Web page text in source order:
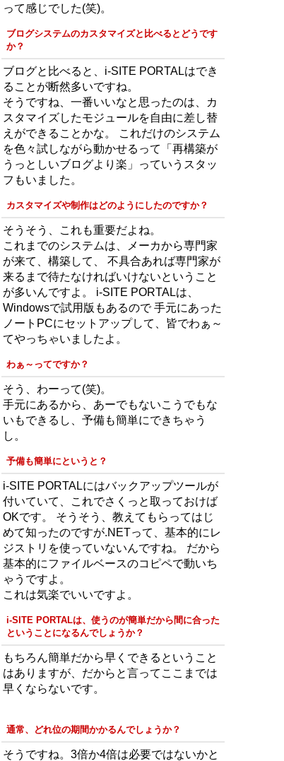
って感じでした(笑)。
ブログシステムのカスタマイズと比べるとどうです
か？
ブログと比べると、i-SITE PORTALはでき
ることが断然多いですね。
そうですね、一番いいなと思ったのは、カ
スタマイズしたモジュールを自由に差し替
えができることかな。 これだけのシステム
を色々試しながら動かせるって「再構築が
うっとしいブログより楽」っていうスタッ
フもいました。
カスタマイズや制作はどのようにしたのですか？
そうそう、これも重要だよね。
これまでのシステムは、メーカから専門家
が来て、構築して、 不具合あれば専門家が
来るまで待たなければいけないということ
が多いんですよ。 i-SITE PORTALは、
Windowsで試用版もあるので 手元にあった
ノートPCにセットアップして、皆でわぁ～
てやっちゃいましたよ。
わぁ～ってですか？
そう、わーって(笑)。
手元にあるから、あーでもないこうでもな
いもできるし、予備も簡単にできちゃう
し。
予備も簡単にというと？
i-SITE PORTALにはバックアップツールが
付いていて、これでさくっと取っておけば
OKです。 そうそう、教えてもらってはじ
めて知ったのですが.NETって、基本的にレ
ジストリを使っていないんですね。 だから
基本的にファイルベースのコピペで動いち
ゃうですよ。
これは気楽でいいですよ。
i-SITE PORTALは、使うのが簡単だから間に合った
ということになるんでしょうか？
もちろん簡単だから早くできるということ
はありますが、だからと言ってここまでは
早くならないです。
通常、どれ位の期間かかるんでしょうか？
そうですね。3倍か4倍は必要ではないかと